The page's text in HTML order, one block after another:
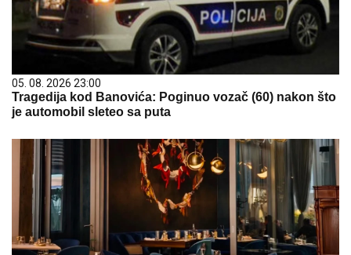
05. 08. 2026 23:00
Tragedija kod Banovića: Poginuo vozač (60) nakon što
je automobil sleteo sa puta